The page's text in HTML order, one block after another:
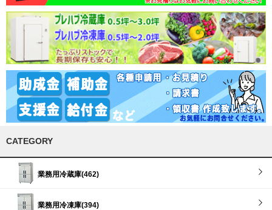
CATEGORY
業務用冷蔵庫(462)
業務用冷凍庫(394)